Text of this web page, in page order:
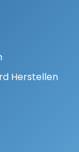
Herstellen